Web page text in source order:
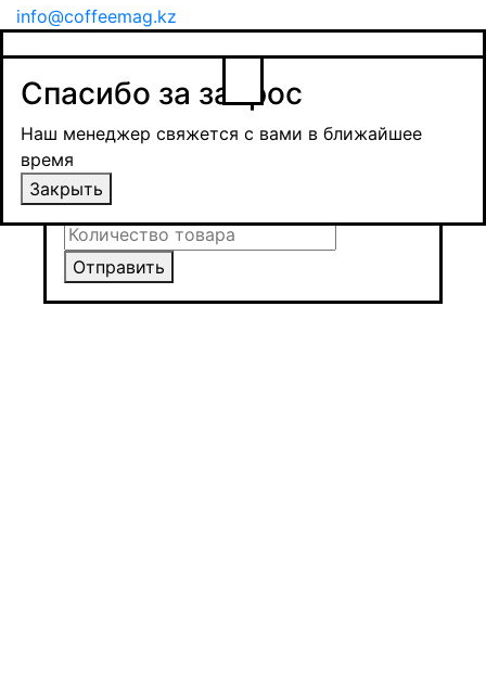
info@coffeemag.kz
Заказ товара
Уведомить о поступлении
Спасибо за заявку
Наш менеджер свяжется с вами в ближайшее
время и обсудит сроки поставки и условия
оплаты
Закрыть
Получить оптовую цену
Отправить
Спасибо за запрос
Наш менеджер свяжется с вами в ближайшее
время
Закрыть